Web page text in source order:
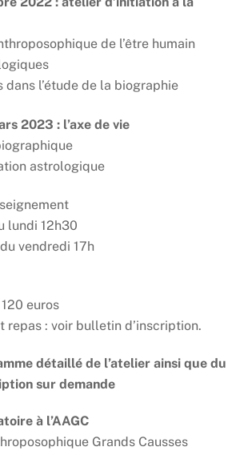
de l’être humain
l’étude de la biographie
2023 : l’axe de vie
astrologique
lundi 12h30
vendredi 17h
euros
repas : voir bulletin d’inscription.
détaillé de l’atelier ainsi que du
sur demande
à l’AAGC
Grands Causses